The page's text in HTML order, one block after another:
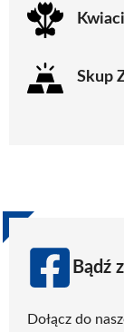
Skup
Bądź
Dołącz do